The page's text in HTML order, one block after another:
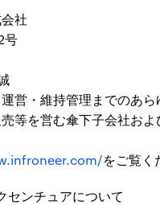
社
号
営・維持管理までのあ
等を営む傘下子会社お
をご覧く
センチュアについて